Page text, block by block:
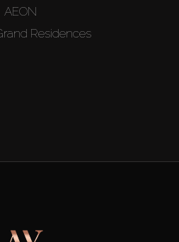
AEON
Residences